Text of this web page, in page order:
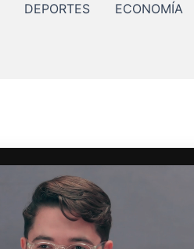
DEPORTES ECONOMÍA